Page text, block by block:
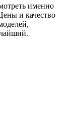
именно
и качество